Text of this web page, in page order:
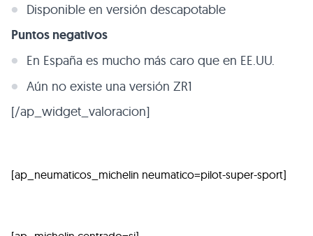
Disponible en versión descapotable
Puntos negativos
En España es mucho más caro que en EE.UU.
Aún no existe una versión ZR1
[/ap_widget_valoracion]
[ap_neumaticos_michelin neumatico=pilot-super-sport]